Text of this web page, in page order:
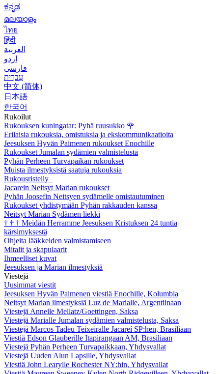
ಕನ್ನಡ
മലയാളം
ไทย
हिंदी
العربية
اردو
فارسی
עִברִית
中文 (简体)
日本語
한국어
Rukoilut
Rukouksen kuningatar: Pyhä ruusukko 🌹
Erilaisia rukouksia, omistuksia ja ekskommunikaatioita
Jeesuksen Hyvän Paimenen rukoukset Enochille
Rukoukset Jumalan sydämien valmistelusta
Pyhän Perheen Turvapaikan rukoukset
Muista ilmestyksistä saatuja rukouksia
Rukousristeily
Jacarein Neitsyt Marian rukoukset
Pyhän Joosefin Neitsyen sydämelle omistautuminen
Rukoukset yhdistymään Pyhän rakkauden kanssa
Neitsyt Marian Sydämen liekki
† † † Meidän Herramme Jeesuksen Kristuksen 24 tuntia
kärsimyksestä
Ohjeita lääkkeiden valmistamiseen
Mitalit ja skapulaarit
Ihmeelliset kuvat
Jeesuksen ja Marian ilmestyksiä
Viestejä
Uusimmat viestit
Jeesuksen Hyvän Paimenen viestiä Enochille, Kolumbia
Neitsyt Marian ilmestyksiä Luz de Marialle, Argentiinaan
Viestejä Annelle Mellatz/Goettingen, Saksa
Viestejä Marialle Jumalan sydämien valmistelusta, Saksa
Viestejä Marcos Tadeu Teixeiralle Jacareí SP:hen, Brasiliaan
Viestiä Edson Glauberille Itapirangaan AM, Brasiliaan
Viestejä Pyhän Perheen Turvapaikkaan, Yhdysvallat
Viestejä Uuden Alun Lapsille, Yhdysvallat
Viestiä John Learylle Rochester NY:hin, Yhdysvallat